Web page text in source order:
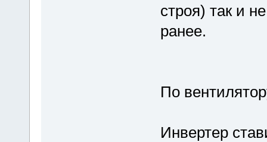
строя) так и
ранее.
По
Инвертер